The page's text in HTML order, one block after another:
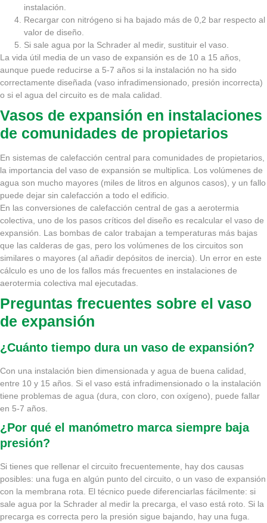
instalación.
Recargar con nitrógeno si ha bajado más de 0,2 bar respecto al
valor de diseño.
Si sale agua por la Schrader al medir, sustituir el vaso.
La vida útil media de un vaso de expansión es de 10 a 15 años,
aunque puede reducirse a 5-7 años si la instalación no ha sido
correctamente diseñada (vaso infradimensionado, presión incorrecta)
o si el agua del circuito es de mala calidad.
Vasos de expansión en instalaciones
de comunidades de propietarios
En sistemas de calefacción central para comunidades de propietarios,
la importancia del vaso de expansión se multiplica. Los volúmenes de
agua son mucho mayores (miles de litros en algunos casos), y un fallo
puede dejar sin calefacción a todo el edificio.
En las conversiones de calefacción central de gas a aerotermia
colectiva, uno de los pasos críticos del diseño es recalcular el vaso de
expansión. Las bombas de calor trabajan a temperaturas más bajas
que las calderas de gas, pero los volúmenes de los circuitos son
similares o mayores (al añadir depósitos de inercia). Un error en este
cálculo es uno de los fallos más frecuentes en instalaciones de
aerotermia colectiva mal ejecutadas.
Preguntas frecuentes sobre el vaso
de expansión
¿Cuánto tiempo dura un vaso de expansión?
Con una instalación bien dimensionada y agua de buena calidad,
entre 10 y 15 años. Si el vaso está infradimensionado o la instalación
tiene problemas de agua (dura, con cloro, con oxígeno), puede fallar
en 5-7 años.
¿Por qué el manómetro marca siempre baja
presión?
Si tienes que rellenar el circuito frecuentemente, hay dos causas
posibles: una fuga en algún punto del circuito, o un vaso de expansión
con la membrana rota. El técnico puede diferenciarlas fácilmente: si
sale agua por la Schrader al medir la precarga, el vaso está roto. Si la
precarga es correcta pero la presión sigue bajando, hay una fuga.